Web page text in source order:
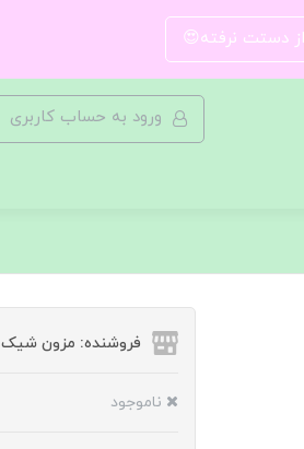
از دستت نرفته😍
ورود به حساب کاربری
فروشنده: مزون شیک
ناموجود